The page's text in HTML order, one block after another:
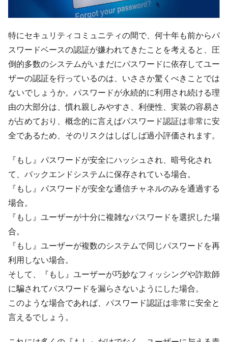
特にセキュリティコミュニティの間で、何十年も前からパ
スワードベースの認証が嫌われてきたことを考えると、圧
倒的多数のシステムがいまだにパスワードに依存してユー
ザーの認証を行っているのは、いささか驚くべきことでは
ないでしょうか。パスワードが永続的に利用され続ける理
由の大部分は、慣れ親しみやすさ、利便性、実装の容易さ
が占めており、概念的に言えばパスワード認証は非常に安
全であるため、そのリスクはしばしば過小評価されます。
『もし』パスワードが安全にハッシュされ、暗号化され
て、バックエンドシステムに保存されている場合。
『もし』パスワードが安全な通信チャネルのみを通過する
場合。
『もし』ユーザーが十分に複雑なパスワードを選択した場
合。
『もし』ユーザーが複数のシステムで同じパスワードを再
利用しない場合。
そして、『もし』ユーザーが巧妙なフィッシングや詐欺師
に騙されてパスワードを漏らさないようにした場合。
このような場合であれば、パスワード認証は非常に安全と
言えるでしょう。